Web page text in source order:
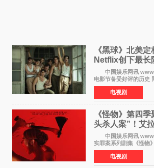
《黑球》北美定
Netflix创下最长
最佳导演加持
中国娱乐网讯 www
电影节备受好评的历史
Netflix美国发行电影的
最新定档今年10月16日
11月6日，如
电视剧
《怪物》第四
头杀人案”！艾
汉纳姆、莎拉·保
中国娱乐网讯 www yule
实罪案系列剧集《怪物
照，聚焦鹅妈妈童谣亦
——丽兹·波顿砍死生
拉·比蒂饰
电视剧